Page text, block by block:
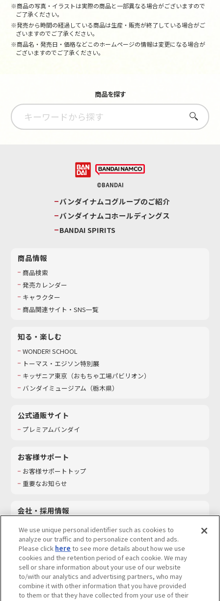
※商品の写真・イラストは実際の商品と一部異なる場合がございますので
ご了承ください。
※発売から時間の経過している商品は生産・販売が終了している場合がご
ざいますのでご了承ください。
※商品名・発売日・価格などこのホームページの情報は変更になる場合が
ございますのでご了承ください。
商品を探す
さがす
©BANDAI
バンダイナムコグループのご紹介
バンダイナムコホールディングス
BANDAI SPIRITS
商品情報
商品検索
発売カレンダー
キャラクター
商品関連サイト・SNS一覧
知る・楽しむ
WONDER! SCHOOL
トーマス・エジソン特別展
キッザニア東京（おもちゃ工場パビリオン）​
バンダイミュージアム（栃木県）
公式通販サイト
プレミアムバンダイ
お客様サポート
お客様サポートトップ
重要なお知らせ
会社・採用情報
採用情報
サステナビリティ
お問い合わせ
We use unique personal identifier such as cookies to
analyze our traffic and to personalize content and ads.
Please click here to see more details about how we use
cookies and the retention period of each cookie. We may
sell or share information about your use of our website
to/with our analytics and advertising partners, who may
combine it with other information that you have provided
to them or that they have collected from your use of their